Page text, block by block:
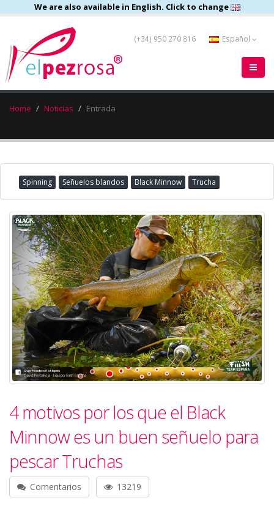
We are also available in English. Click to change
(+34) 950 270 816 Español
Home Noticias Entrada
Spinning Señuelos blandos Black Minnow Trucha
4 motivos por los que el Black
Minnow es un buen señuelo para
pescar Truchas
Comentarios 13219